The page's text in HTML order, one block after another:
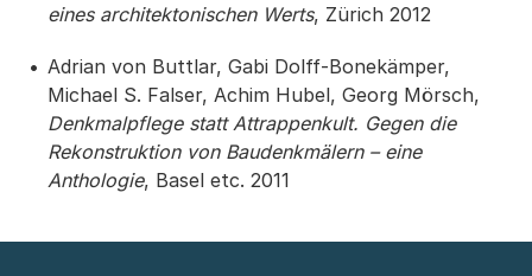
eines architektonischen Werts, Zürich 2012
Adrian von Buttlar, Gabi Dolff-Bonekämper,
Michael S. Falser, Achim Hubel, Georg Mörsch,
Denkmalpflege statt Attrappenkult. Gegen die
Rekonstruktion von Baudenkmälern – eine
Anthologie, Basel etc. 2011